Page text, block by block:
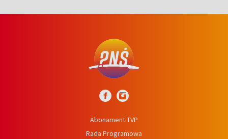
Abonament TVP
Rada Programowa